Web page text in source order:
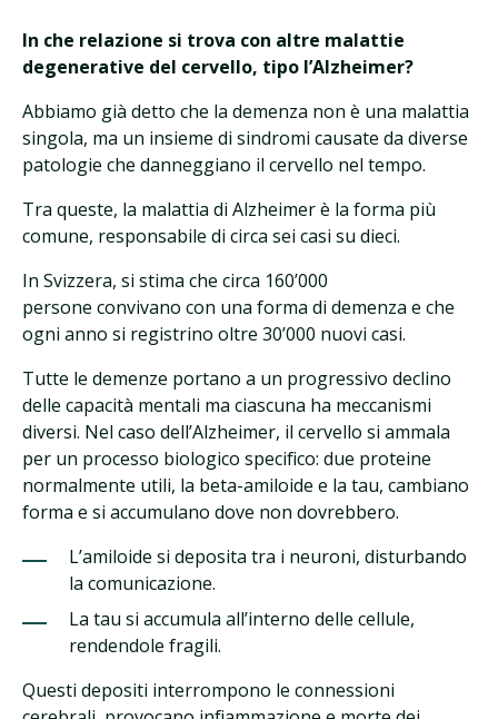
In che relazione si trova con altre malattie
degenerative del cervello, tipo l’Alzheimer?
Abbiamo già detto che la demenza non è una malattia
singola, ma un insieme di sindromi causate da diverse
patologie che danneggiano il cervello nel tempo.
Tra queste, la malattia di Alzheimer è la forma più
comune, responsabile di circa sei casi su dieci.
In Svizzera, si stima che circa 160’000
persone convivano con una forma di demenza e che
ogni anno si registrino oltre 30’000 nuovi casi.
Tutte le demenze portano a un progressivo declino
delle capacità mentali ma ciascuna ha meccanismi
diversi. Nel caso dell’Alzheimer, il cervello si ammala
per un processo biologico specifico: due proteine
normalmente utili, la beta-amiloide e la tau, cambiano
forma e si accumulano dove non dovrebbero.
L’amiloide si deposita tra i neuroni, disturbando
la comunicazione.
La tau si accumula all’interno delle cellule,
rendendole fragili.
Questi depositi interrompono le connessioni